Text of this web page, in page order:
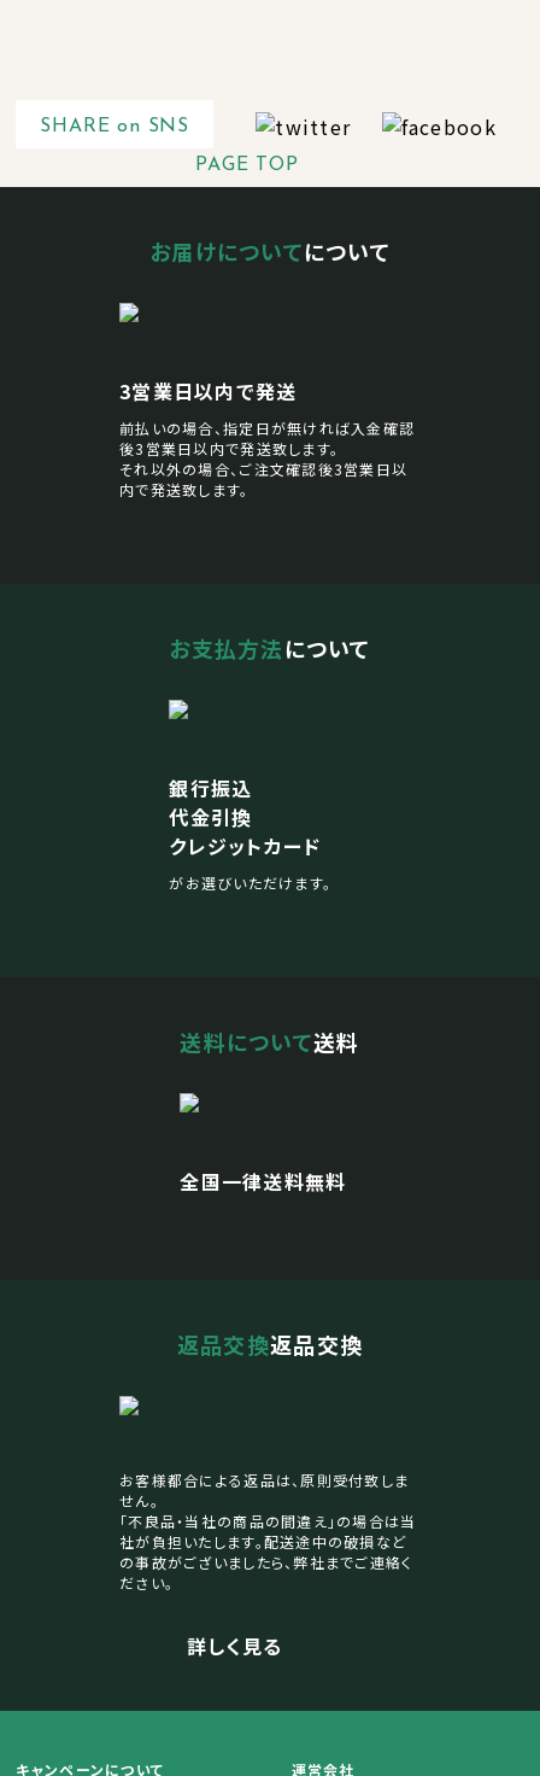
SHARE on SNS
PAGE TOP
お届けについてについて
3営業日以内で発送
前払いの場合、指定日が無ければ入金確認
後3営業日以内で発送致します。
それ以外の場合、ご注文確認後3営業日以
内で発送致します。
お支払方法について
銀行振込
代金引換
クレジットカード
がお選びいただけます。
送料について送料
全国一律送料無料
返品交換返品交換
お客様都合による返品は、原則受付致しま
せん。
「不良品・当社の商品の間違え」の場合は当
社が負担いたします。配送途中の破損など
の事故がございましたら、弊社までご連絡く
ださい。
詳しく見る
キャンペーンについて 運営会社